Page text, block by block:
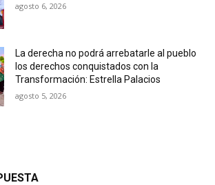
agosto 6, 2026
La derecha no podrá arrebatarle al pueblo
los derechos conquistados con la
Transformación: Estrella Palacios
agosto 5, 2026